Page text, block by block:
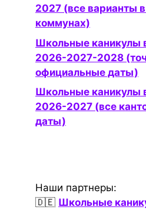
2027 (все варианты
коммунах)
Школьные каникулы в Люксембурге
2026-2027-2028
официальные даты)
Школьные каникулы в Швейцарии
2026-2027 (все
даты)
Наши партнеры:
🇩🇪 Школьные